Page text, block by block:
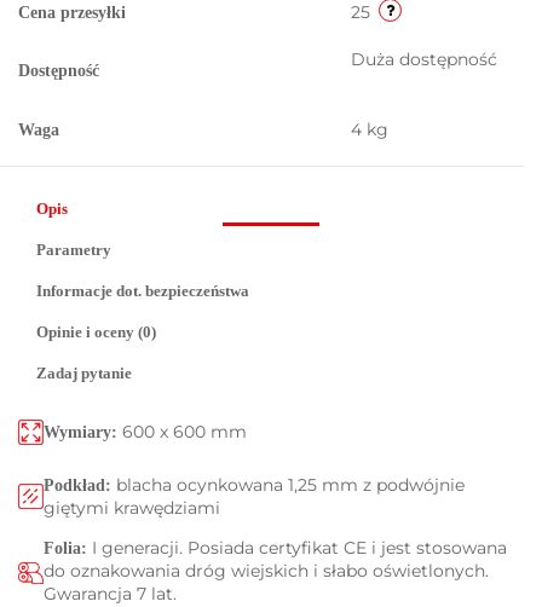
Cena przesyłki 25
Dostępność
Duża dostępność
Waga 4 kg
Opis
Parametry
Informacje dot. bezpieczeństwa
Opinie i oceny (0)
Zadaj pytanie
Wymiary: 600 x 600 mm
Podkład: blacha ocynkowana 1,25 mm z podwójnie
giętymi krawędziami
Folia: I generacji. Posiada certyfikat CE i jest stosowana
do oznakowania dróg wiejskich i słabo oświetlonych.
Gwarancja 7 lat.